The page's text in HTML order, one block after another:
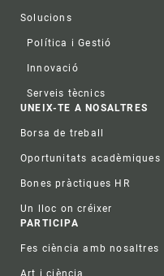
Solucions
Política i Gestió
Innovació
Serveis tècnics
UNEIX-TE A NOSALTRES
Borsa de treball
Oportunitats acadèmiques
Bones pràctiques HR
Un lloc on créixer
PARTICIPA
Fes ciència amb nosaltres
Art i ciència